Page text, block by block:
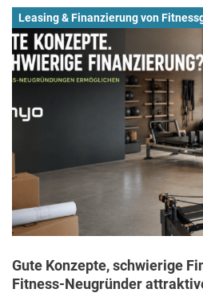
Leasing & Finanzierung von
Gute Konzepte, schwierige
Fitness-Neugründer